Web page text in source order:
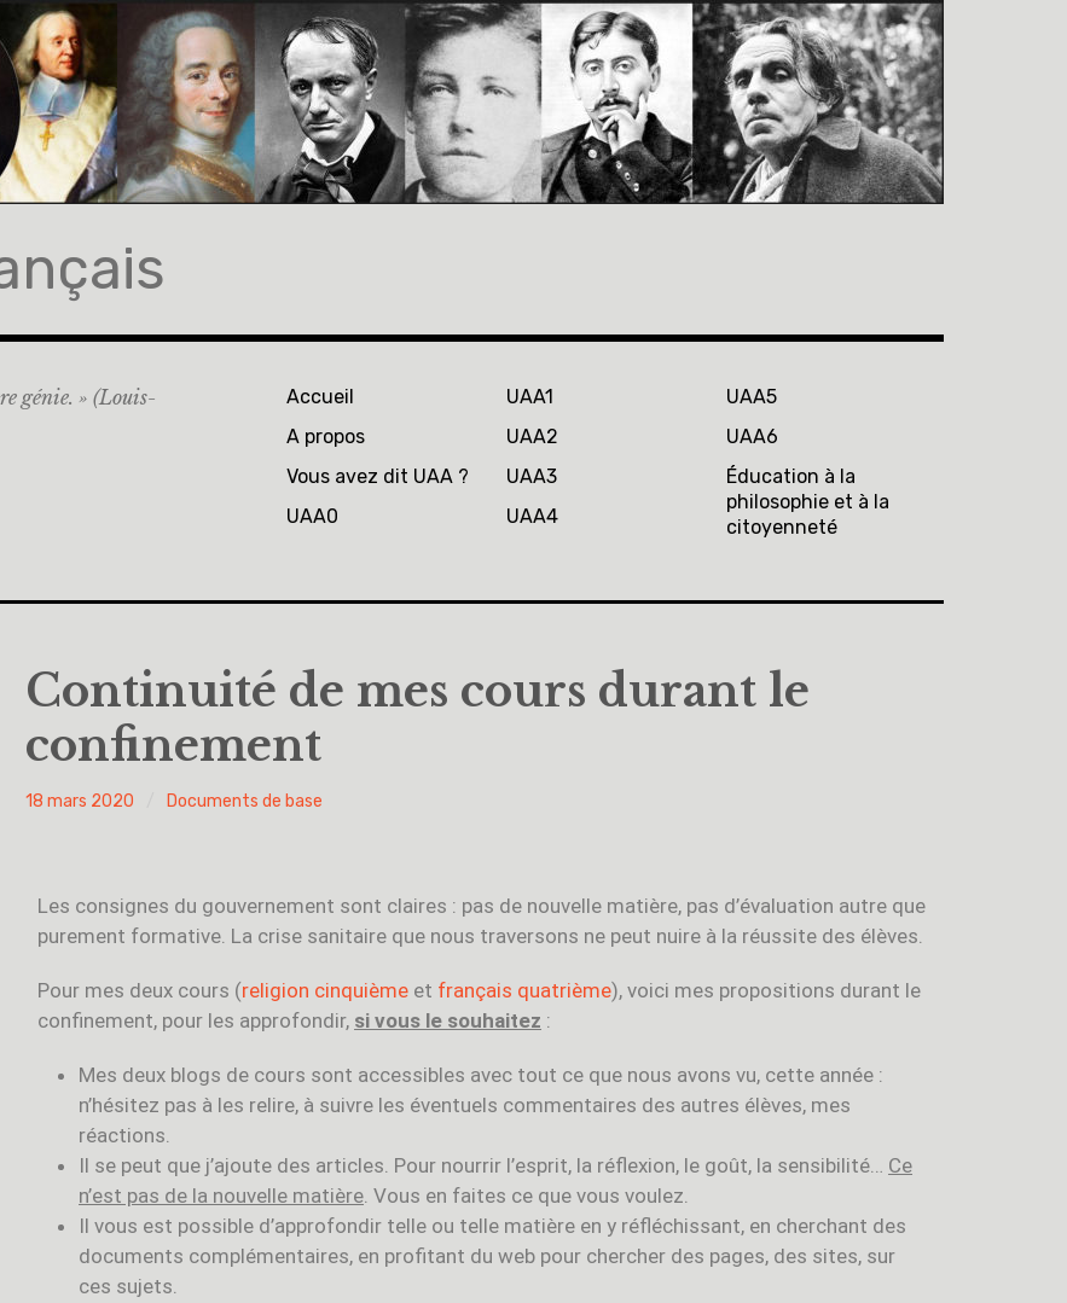
génie. » (Louis-
Accueil
A propos
Vous avez dit UAA ?
UAA0
UAA1
UAA2
UAA3
UAA4
UAA5
UAA6
Éducation à la
philosophie et à la
citoyenneté
Continuité de mes cours durant le
confinement
PYH
18 mars 2020 Documents de base
Les consignes du gouvernement sont claires : pas de nouvelle matière, pas d’évaluation autre que
purement formative. La crise sanitaire que nous traversons ne peut nuire à la réussite des élèves.
Pour mes deux cours (religion cinquième et français quatrième), voici mes propositions durant le
confinement, pour les approfondir, si vous le souhaitez :
Mes deux blogs de cours sont accessibles avec tout ce que nous avons vu, cette année :
n’hésitez pas à les relire, à suivre les éventuels commentaires des autres élèves, mes
réactions.
Il se peut que j’ajoute des articles. Pour nourrir l’esprit, la réflexion, le goût, la sensibilité… Ce
n’est pas de la nouvelle matière. Vous en faites ce que vous voulez.
Il vous est possible d’approfondir telle ou telle matière en y réfléchissant, en cherchant des
documents complémentaires, en profitant du web pour chercher des pages, des sites, sur
ces sujets.